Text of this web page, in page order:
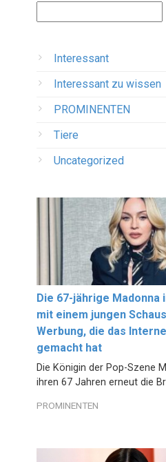
Interessant
Interessant zu wissen
PROMINENTEN
Tiere
Uncategorized
Die 67-jährige Madonna
mit einem jungen
Werbung, die das
gemacht hat
Die Königin der Pop-Szene
ihren 67 Jahren erneut die
PROMINENTEN